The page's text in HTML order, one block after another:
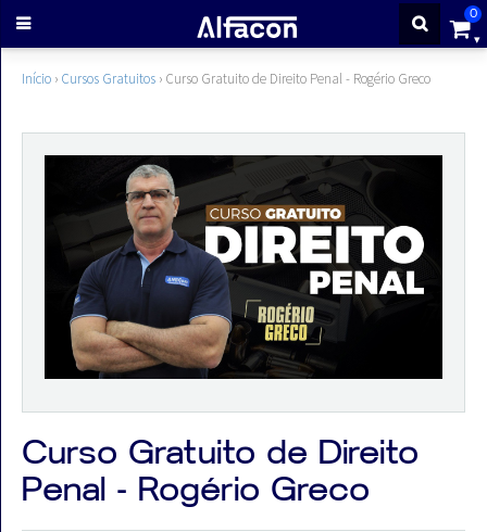
0
ENTRAR
CADASTRE-
gratuitos
ALFAQUIZ
Início › Cursos Gratuitos › Curso Gratuito de Direito Penal - Rogério Greco
Curso Gratuito de Direito
Penal - Rogério Greco